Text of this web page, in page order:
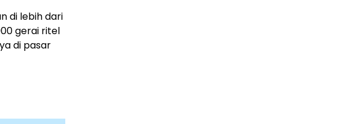
di lebih dari
gerai ritel
di pasar